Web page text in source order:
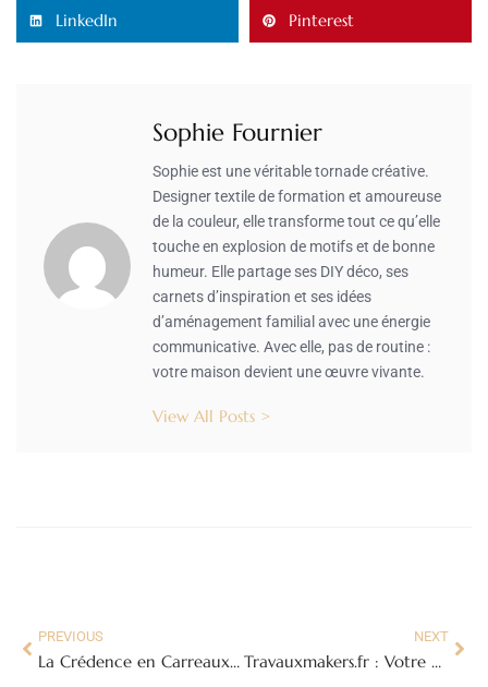
LinkedIn Pinterest
Sophie Fournier
Sophie est une véritable tornade créative.
Designer textile de formation et amoureuse
de la couleur, elle transforme tout ce qu’elle
touche en explosion de motifs et de bonne
humeur. Elle partage ses DIY déco, ses
carnets d’inspiration et ses idées
d’aménagement familial avec une énergie
communicative. Avec elle, pas de routine :
votre maison devient une œuvre vivante.
View All Posts >
PREVIOUS
La Crédence en Carreaux de Ciment : Un Atout Charme et Fonctionnel pour Votre Cuisine
NEXT
Travauxmakers.fr : Votre Guide Ultime pour des Travaux Réussis